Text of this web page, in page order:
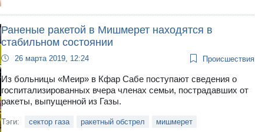
Раненые ракетой в Мишмерет находятся в
стабильном состоянии
26 марта 2019, 12:24 Происшествия
Из больницы «Меир» в Кфар Сабе поступают сведения о
госпитализированных вчера членах семьи, пострадавших от
ракеты, выпущенной из Газы.
Тэги: сектор газа ракетный обстрел мишмерет